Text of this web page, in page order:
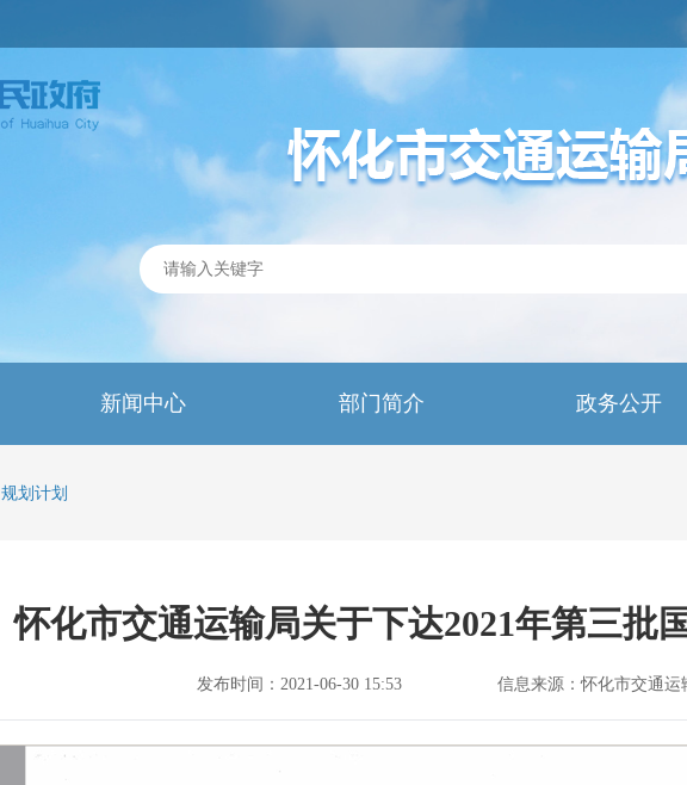
新闻中心 部门简介 政务公开
规划计划
怀化市交通运输局关于下达2021年第三批
发布时间：2021-06-30 15:53 信息来源：怀化市交通运